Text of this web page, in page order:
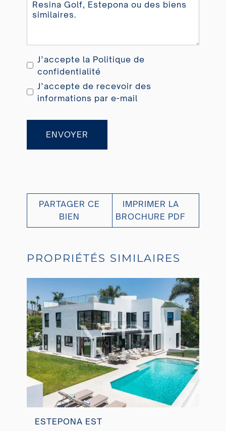
J’accepte la Politique de
confidentialité
J’accepte de recevoir des
informations par e-mail
ENVOYER
PARTAGER CE
BIEN
IMPRIMER LA
BROCHURE PDF
PROPRIÉTÉS SIMILAIRES
ESTEPONA EST